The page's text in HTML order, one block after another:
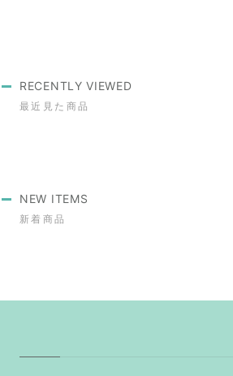
RECENTLY VIEWED
最近見た商品
NEW ITEMS
新着商品